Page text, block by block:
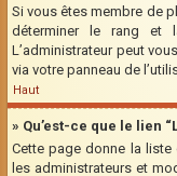
Si vous êtes membre de
déterminer le rang et
L’administrateur peut
via votre panneau de
Haut
» Qu’est-ce que le lien
Cette page donne la
les administrateurs et